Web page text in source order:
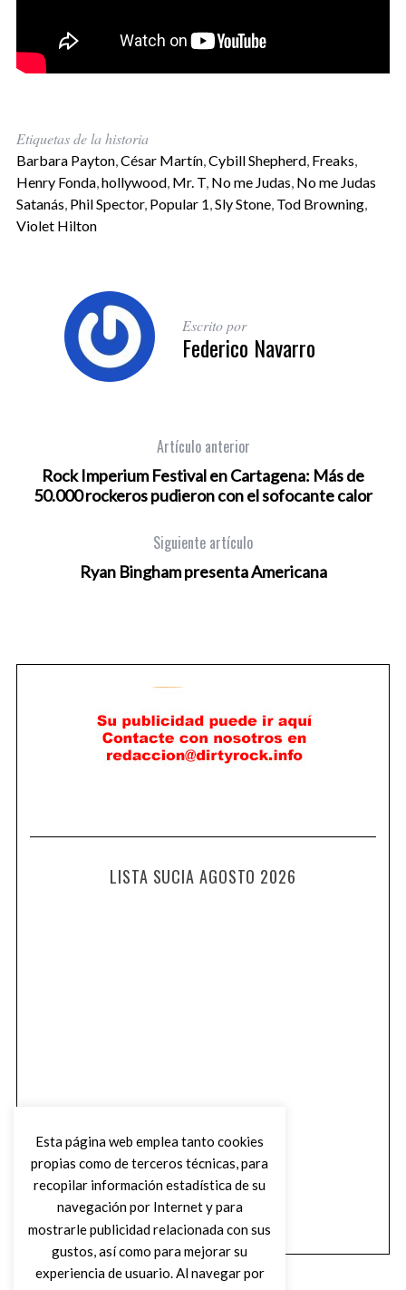
Etiquetas de la historia
Barbara Payton,César Martín,Cybill Shepherd, Freaks,
Henry Fonda,hollywood, Mr. T, No me Judas, No me Judas
Satanás, Phil Spector, Popular 1,Sly Stone, Tod Browning,
Violet Hilton
Escrito por
Federico Navarro
Artículo anterior
Rock Imperium Festival en Cartagena: Más de
50.000 rockeros pudieron con el sofocante calor
Siguiente artículo
Ryan Bingham presenta Americana
LISTA SUCIA AGOSTO 2026
Esta página web emplea tanto cookies
propias como de terceros técnicas, para
recopilar información estadística de su
navegación por Internet y para
mostrarle publicidad relacionada con sus
gustos, así como para mejorar su
experiencia de usuario. Al navegar por